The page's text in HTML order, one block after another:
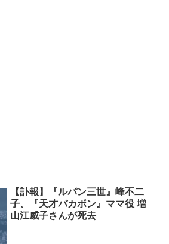
【訃報】『ルパン三世』峰不二
子、『天才バカボン』ママ役 増
山江威子さんが死去